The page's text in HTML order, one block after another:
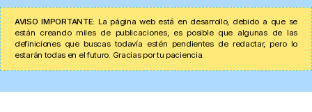
AVISO IMPORTANTE: La página web está en desarrollo, debido a que se
están creando miles de publicaciones, es posible que algunas de las
definiciones que buscas todavía estén pendientes de redactar, pero lo
estarán todas en el futuro. Gracias por tu paciencia.